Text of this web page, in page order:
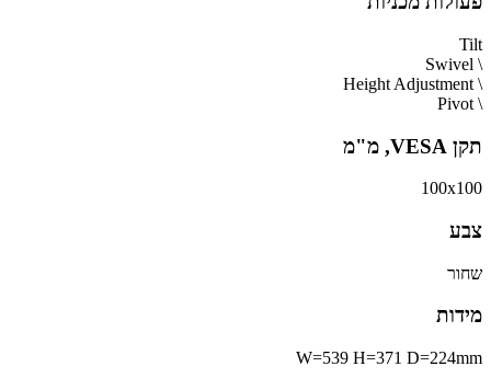
Tilt
\ Swivel
\ Height Adjustment
\ Pivot
תקן VESA, מ"מ
100x100
צבע
שחור
מידות
W=539 H=371 D=224mm